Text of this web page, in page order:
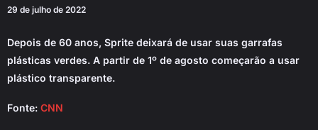
29 de julho de 2022
Depois de 60 anos, Sprite deixará de usar suas garrafas
plásticas verdes. A partir de 1º de agosto começarão a usar
plástico transparente.
Fonte: CNN